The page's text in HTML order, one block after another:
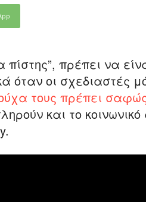
πρέπει να
όταν οι σχεδιαστές
τους πρέπει
και το κοινωνικό